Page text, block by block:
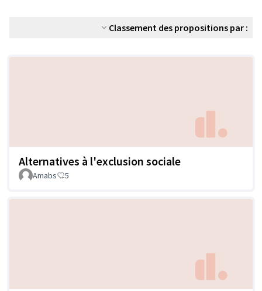
Classement des propositions par :
Alternatives à l'exclusion sociale
Amabs 5